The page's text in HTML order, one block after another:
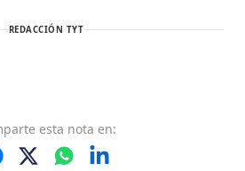
REDACCIÓN TYT
esta nota en: